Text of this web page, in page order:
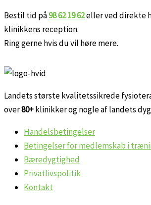
Bestil tid på98 62 19 62eller ved direkte
klinikkens reception.
Ring gerne hvis du vil høre mere.
Landets største kvalitetssikrede
over80+klinikker og nogle af landets
Handelsbetingelser
Betingelser for medlemskab i
Bæredygtighed
Privatlivspolitik
Kontakt